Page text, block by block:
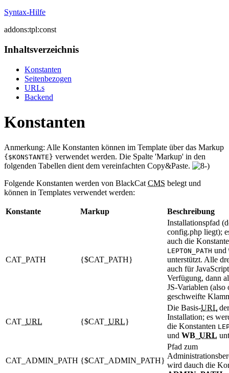
Syntax-Hilfe
addons:tpl:const
Inhaltsverzeichnis
Konstanten
Seitenbezogen
URLs
Backend
Konstanten
Anmerkung: Alle Konstanten können im Template über das Markup
{$KONSTANTE} verwendet werden. Die Spalte 'Markup' in den
folgenden Tabellen dient dem vereinfachten Copy&Paste.
Folgende Konstanten werden von BlackCat CMS belegt und
können in Templates verwendet werden:
Konstante Markup Beschreibung
CAT_PATH {$CAT_PATH}
Installationspfad
config.php liegt);
auch die
LEPTON_PATH und
unterstützt. Alle
auch für
Verfügung, dann
JS-Variablen (also
geschweifte
CAT_ URL {$CAT_ URL}
Die Basis-URL der
Installation; es
die Konstanten
und WB_ URL
CAT_ADMIN_PATH {$CAT_ADMIN_PATH}
Pfad zum
wird dauch die